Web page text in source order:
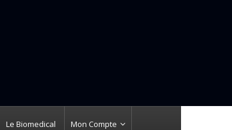
Le Biomedical Mon Compte